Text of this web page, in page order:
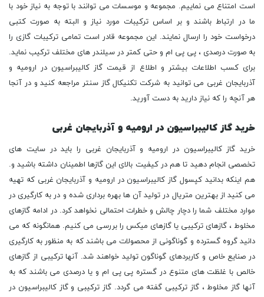
است امتناع می نماییم. مجموعه و موسسات می توانند با توجه به نیاز خود با
ما در ارتباط باشند و بر اساس ترکیبات مورد نیاز و البته به صورت کتبی
درخواست خود را ارسال نمایند. این مجموعه قادر است تمامی ترکیبات گازی را
به صورت درصدی ، پی پی ام و حتی کمتر در سیلندر های مختلف ترکیب نماید.
برای کسب اطلاعات بیشتر و اطلاع از قیمت گاز کالیبراسیون در ارومیه و
آذربایجان غربی می توانید به شرکت تکنیکال گاز سنتر مراجعه کنید و در آنجا
هر آنچه را که نیاز دارید به دست آورید.
خرید گاز کالیبراسیون در ارومیه و آذربایجان غربی
خرید گاز کالیبراسیون در ارومیه و آذربایجان غربی را باید در سایت های
تخصصی انجام دهید تا هم در کیفیت بالای این گازها اطمینان داشته باشید و.
هم اینکه بدانید کپسول گاز کالیبراسیون در ارومیه و آذربایجان غربی که تهیه
می کنید از بهترین متریال در تولید آن ها بهره برداری شده و در به کارگیری در
موارد مختلف شما را دچار چالش و خطرات احتمالی نخواهد کرد. در ادامه گازهای
مخلوط ، گازهای ترکیبی یا گازهای میکس را بررسی می کنیم. همانگونه که می
دانید گروه گسترده و گوناگونی از محصولات می باشند که به منظور به کارگیری
در صنایع خاص و کاربردهای گوناگون تولید خواهند شد. آنها ترکیبی از گازهای
خالص با غلظت های متنوع در گستره پی پی ام و یا درصدی می باشند که به
آنها گاز مخلوط ، گاز ترکیبی گفته می گردد. گاز ترکیبی و گاز کالیبراسیون در